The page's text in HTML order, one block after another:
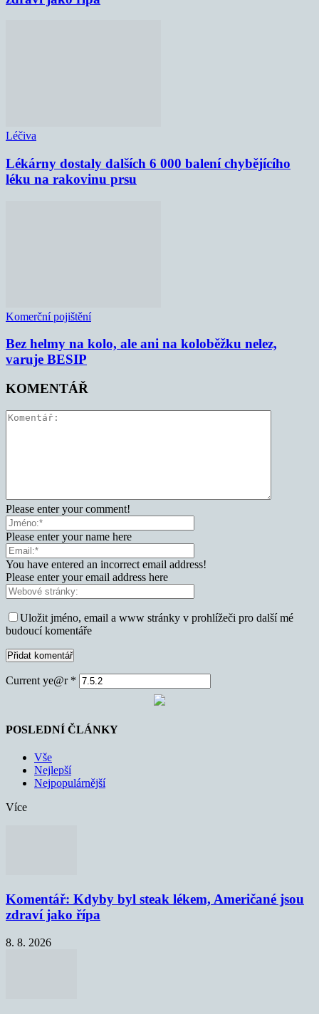
Léčiva
Lékárny dostaly dalších 6 000 balení chybějícího
léku na rakovinu prsu
Komerční pojištění
Bez helmy na kolo, ale ani na koloběžku nelez,
varuje BESIP
KOMENTÁŘ
Please enter your comment!
Please enter your name here
You have entered an incorrect email address!
Please enter your email address here
Uložit jméno, email a www stránky v prohlížeči pro další mé
budoucí komentáře
Current ye@r *
POSLEDNÍ ČLÁNKY
Vše
Nejlepší
Nejpopulárnější
Více
Komentář: Kdyby byl steak lékem, Američané jsou
zdraví jako řípa
8. 8. 2026